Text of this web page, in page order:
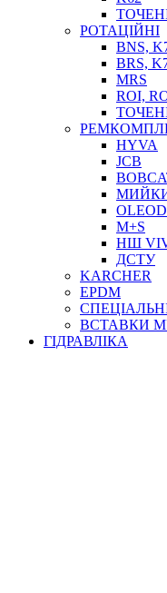
ТОСОЛ, АНТИФРИЗ
ОЛИВА-ПАЛИВО
ПОВІТРЯ-ВОДА
ДЛЯ ЗВАРЮВАННЯ
НАПІРНО-
ФІЛЬТРИ ДЛЯ
ПІДДОНИ ДЛЯ
МОДУЛЬНІ АЗС
МЕТРОЛОГІЧНЕ
ЛІЧИЛЬНИКИ І
КОТУШКИ ДЛЯ
РОТАЦІЙНІ
BNS,
BRS,
MRS
ROI,
HYVA
JCB
M+S
НШ
ДСТУ
KARCHER
EPDM
ВСТАВКИ
ГІДРАВЛІКА